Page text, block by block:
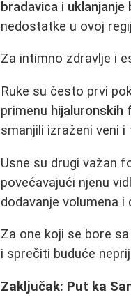
bradavica i uklanjanje
nedostatke u ovoj
Za intimno zdravlje i
Ruke su često prvi
primenu hijaluronskih
smanjili izraženi veni
Usne su drugi važan
povećavajući njenu
dodavanje volumena
Za one koji se bore sa
i sprečiti buduće
Zaključak: Put ka